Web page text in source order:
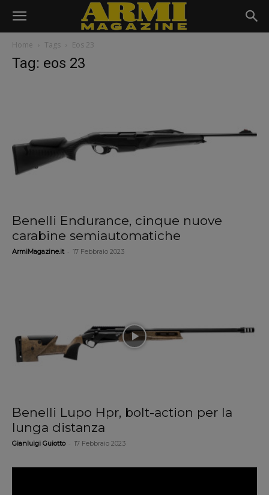
Home Tags Eos 23
Tag: eos 23
Benelli Endurance, cinque nuove
carabine semiautomatiche
ArmiMagazine.it 17 Febbraio 2023
Benelli Lupo Hpr, bolt-action per la
lunga distanza
Gianluigi Guiotto 17 Febbraio 2023